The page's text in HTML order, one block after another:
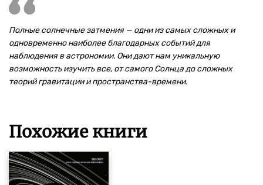
Полные солнечные затмения — одни из самых сложных и
одновременно наиболее благодарных событий для
наблюдения в астрономии. Они дают нам уникальную
возможность изучить все, от самого Солнца до сложных
теорий гравитации и пространства-времени.
Похожие книги